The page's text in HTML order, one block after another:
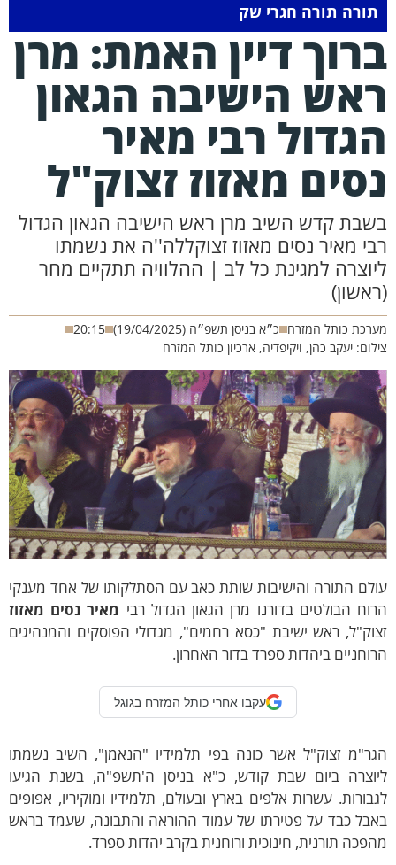
תורה חגרי שק
דיין האמת: מרן
הישיבה הגאון
רבי מאיר
מאזוז זצוק"ל
קדש השיב מרן ראש הישיבה הגאון הגדול
מאיר נסים מאזוז זצוקללה''ה את נשמתו
למגינת כל לב | ההלוויה תתקיים מחר
כותל המזרח כ״א בניסן תשפ״ה (19/04/2025)
20:15
יעקב כהן, ויקיפדיה, ארכיון כותל המזרח
התורה והישיבות שותת כאב עם הסתלקותו של אחד מענקי
הבולטים בדורנו מרן הגאון הגדול רבי מאיר נסים מאזוז
ראש ישיבת "כסא רחמים", מגדולי הפוסקים והמנהיגים
ביהדות ספרד בדור האחרון.
עקבו אחרי כותל המזרח בגוגל
זצוק"ל אשר כונה בפי תלמידיו "הנאמן", השיב נשמתו
ביום שבת קודש, כ"א בניסן ה'תשפ"ה, בשנת הגיעו
עשרות אלפים בארץ ובעולם, תלמידיו ומוקיריו, אפופים
כבד על פטירתו של עמוד ההוראה והתבונה, שעמד בראש
תורנית, חינוכית ורוחנית בקרב יהדות ספרד.